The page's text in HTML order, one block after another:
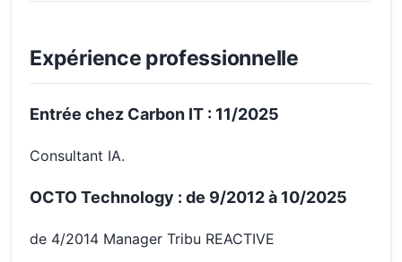
Expérience professionnelle
Entrée chez Carbon IT : 11/2025
Consultant IA.
OCTO Technology : de 9/2012 à 10/2025
de 4/2014 Manager Tribu REACTIVE